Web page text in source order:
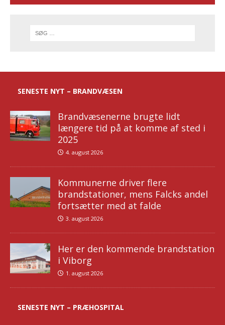
SENESTE NYT – BRANDVÆSEN
Brandvæsenerne brugte lidt
længere tid på at komme af sted i
2025
4. august 2026
Kommunerne driver flere
brandstationer, mens Falcks andel
fortsætter med at falde
3. august 2026
Her er den kommende brandstation
i Viborg
1. august 2026
SENESTE NYT – PRÆHOSPITAL